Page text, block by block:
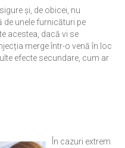
și, de obicei, nu
unele furnicături pe
acestea, dacă vi se
merge într-o venă în loc
efecte secundare, cum ar
În cazuri extrem